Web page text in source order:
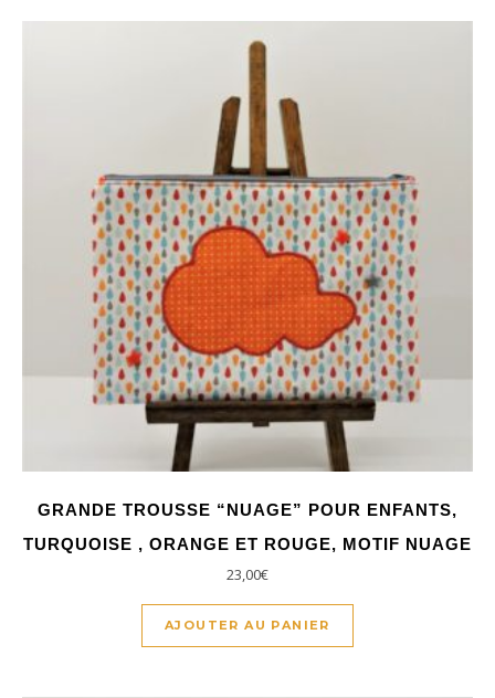
GRANDE TROUSSE “NUAGE” POUR ENFANTS,
TURQUOISE , ORANGE ET ROUGE, MOTIF NUAGE
23,00€
AJOUTER AU PANIER